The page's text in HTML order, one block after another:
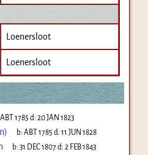
Loenersloot
Loenersloot
ABT 1785 d:20 JAN 1823
b:ABT 1785 d:11 JUN 1828
b:31 DEC 1807d:2 FEB 1843